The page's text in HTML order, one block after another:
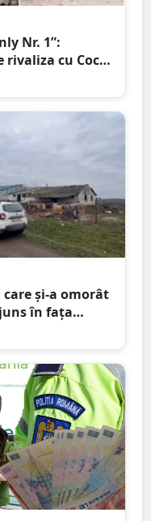
Nr. 1”:
cu Coca-
care și-a omorât
în fața